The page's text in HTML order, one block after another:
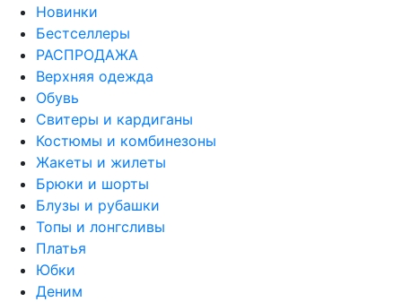
Новинки
Бестселлеры
РАСПРОДАЖА
Верхняя одежда
Обувь
Свитеры и кардиганы
Костюмы и комбинезоны
Жакеты и жилеты
Брюки и шорты
Блузы и рубашки
Топы и лонгсливы
Платья
Юбки
Деним